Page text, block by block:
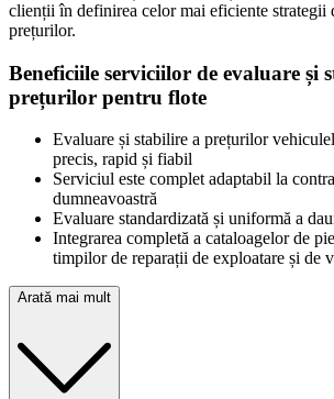
clienții în definirea celor mai eficiente strategii
prețurilor.
Beneficiile serviciilor de evaluare și
prețurilor pentru flote
Evaluare și stabilire a prețurilor
precis, rapid și fiabil
Serviciul este complet adaptabil la
dumneavoastră
Evaluare standardizată și uniformă a
Integrarea completă a cataloagelor de
timpilor de reparații de exploatare și de
Arată mai mult